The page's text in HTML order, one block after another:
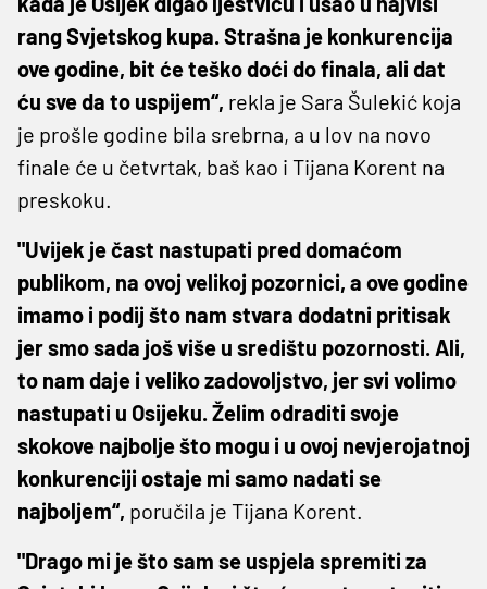
rang Svjetskog kupa. Strašna je konkurencija
ove godine, bit će teško doći do finala, ali dat
ću sve da to uspijem“, rekla je Sara Šulekić koja
je prošle godine bila srebrna, a u lov na novo
finale će u četvrtak, baš kao i Tijana Korent na
preskoku.
"Uvijek je čast nastupati pred domaćom
publikom, na ovoj velikoj pozornici, a ove godine
imamo i podij što nam stvara dodatni pritisak
jer smo sada još više u središtu pozornosti. Ali,
to nam daje i veliko zadovoljstvo, jer svi volimo
nastupati u Osijeku. Želim odraditi svoje
skokove najbolje što mogu i u ovoj nevjerojatnoj
konkurenciji ostaje mi samo nadati se
najboljem“, poručila je Tijana Korent.
"Drago mi je što sam se uspjela spremiti za